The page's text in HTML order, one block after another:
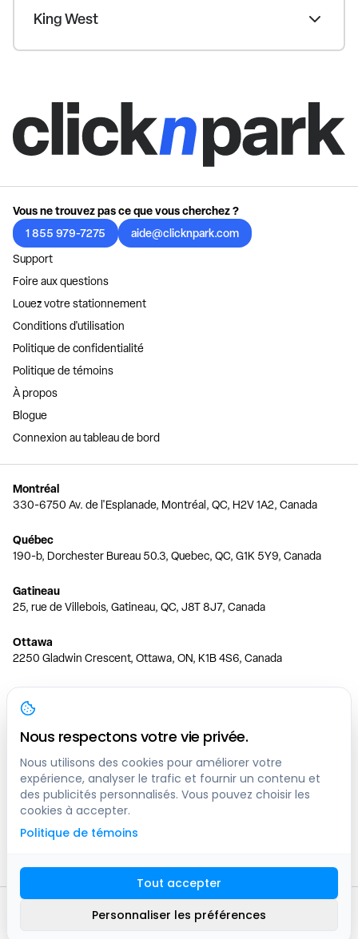
King West
Vous ne trouvez pas ce que vous cherchez ?
1 855 979-7275
aide@clicknpark.com
Support
Foire aux questions
Louez votre stationnement
Conditions d'utilisation
Politique de confidentialité
Politique de témoins
À propos
Blogue
Connexion au tableau de bord
Montréal
330-6750 Av. de l'Esplanade, Montréal, QC, H2V 1A2, Canada
Québec
190-b, Dorchester Bureau 50.3, Quebec, QC, G1K 5Y9, Canada
Gatineau
25, rue de Villebois, Gatineau, QC, J8T 8J7, Canada
Ottawa
2250 Gladwin Crescent, Ottawa, ON, K1B 4S6, Canada
Toronto
150 Ferrand Dr, 6th Floor, Toronto, ON, M3C 3E5, Canada
Vancouver
1200 W 73rd Ave #1415, Vancouver, BC, V6P 6G5, Canada
Calgary
444 5 Ave SW #400 Calgary, AB, T2P 2T8, Canada
2016 -2026
Plan du site
Nous respectons votre vie privée.
Nous utilisons des cookies pour améliorer votre
expérience, analyser le trafic et fournir un contenu et
des publicités personnalisés. Vous pouvez choisir les
cookies à accepter.
Politique de témoins
Tout accepter
Personnaliser les préférences